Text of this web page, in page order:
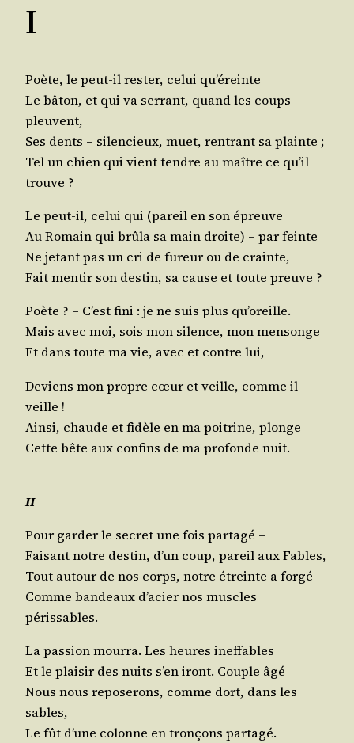
I
Poète, le peut‑il res­ter, celui qu’éreinte
Le bâton, et qui va ser­rant, quand les coups
pleuvent,
Ses dents – silen­cieux, muet, ren­trant sa plainte ;
Tel un chien qui vient tendre au maître ce qu’il
trouve ?
Le peut‑il, celui qui (pareil en son épreuve
Au Romain qui brû­la sa main droite) – par feinte
Ne jetant pas un cri de fureur ou de crainte,
Fait men­tir son des­tin, sa cause et toute preuve ?
Poète ? – C’est fini : je ne suis plus qu’oreille.
Mais avec moi, sois mon silence, mon mensonge
Et dans toute ma vie, avec et contre lui,
Deviens mon propre cœur et veille, comme il
veille !
Ain­si, chaude et fidèle en ma poi­trine, plonge
Cette bête aux confins de ma pro­fonde nuit.
II
Pour gar­der le secret une fois partagé –
Fai­sant notre des­tin, d’un coup, pareil aux Fables,
Tout autour de nos corps, notre étreinte a forgé
Comme ban­deaux d’acier nos muscles
périssables.
La pas­sion mour­ra. Les heures ineffables
Et le plai­sir des nuits s’en iront. Couple âgé
Nous nous repo­se­rons, comme dort, dans les
sables,
Le fût d’une colonne en tron­çons partagé.